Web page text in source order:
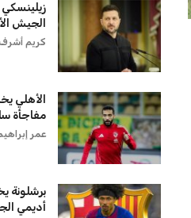
زيلينسكي
الجيش
كريم
الأهلي
مفاجأة
عمر
برشلونة
أديمي